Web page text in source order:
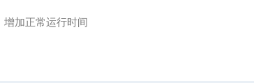
增加正常运行时间